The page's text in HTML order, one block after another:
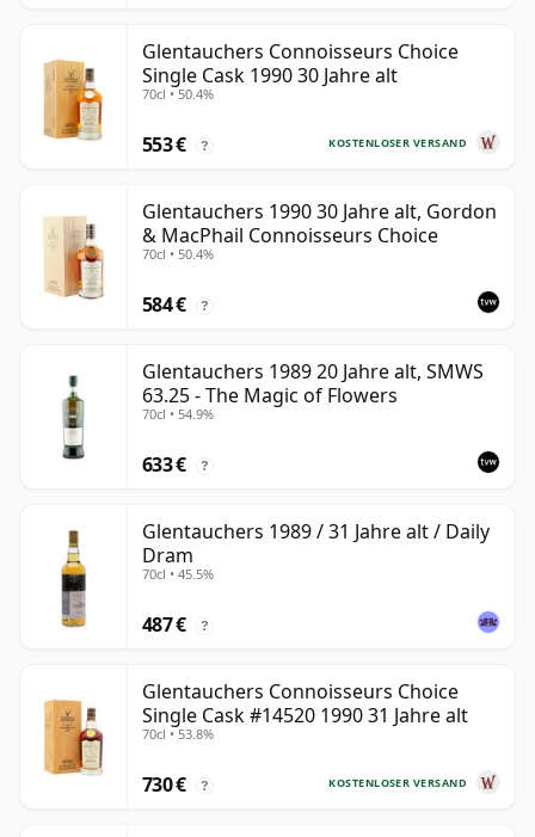
Glentauchers Connoisseurs Choice
Single Cask 1990 30 Jahre alt
70cl • 50.4%
KOSTENLOSER VERSAND
553 € ?
Glentauchers 1990 30 Jahre alt, Gordon
& MacPhail Connoisseurs Choice
70cl • 50.4%
584 € ?
Glentauchers 1989 20 Jahre alt, SMWS
63.25 - The Magic of Flowers
70cl • 54.9%
633 € ?
Glentauchers 1989 / 31 Jahre alt / Daily
Dram
70cl • 45.5%
487 € ?
Glentauchers Connoisseurs Choice
Single Cask #14520 1990 31 Jahre alt
70cl • 53.8%
KOSTENLOSER VERSAND
730 € ?